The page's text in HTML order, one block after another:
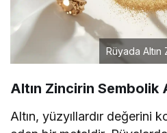
Rüyada Altın
Altın Zincirin Sembolik
Altın, yüzyıllardır değerini